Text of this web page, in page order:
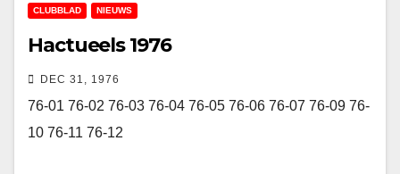
CLUBBLAD NIEUWS
Hactueels 1976
DEC 31, 1976
76-01 76-02 76-03 76-04 76-05 76-06 76-07 76-09 76-
10 76-11 76-12